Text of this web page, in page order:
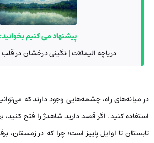
پیشنهاد می کنیم بخوانید:
دریاچه الیمالات | نگینی درخشان در
در میانه‌های راه، چشمه‌هایی وجود دارند که
استفاده کنید. اگر قصد دارید شاهدژ را فتح
تابستان تا اوایل پاییز است؛ چرا که در زمستان،